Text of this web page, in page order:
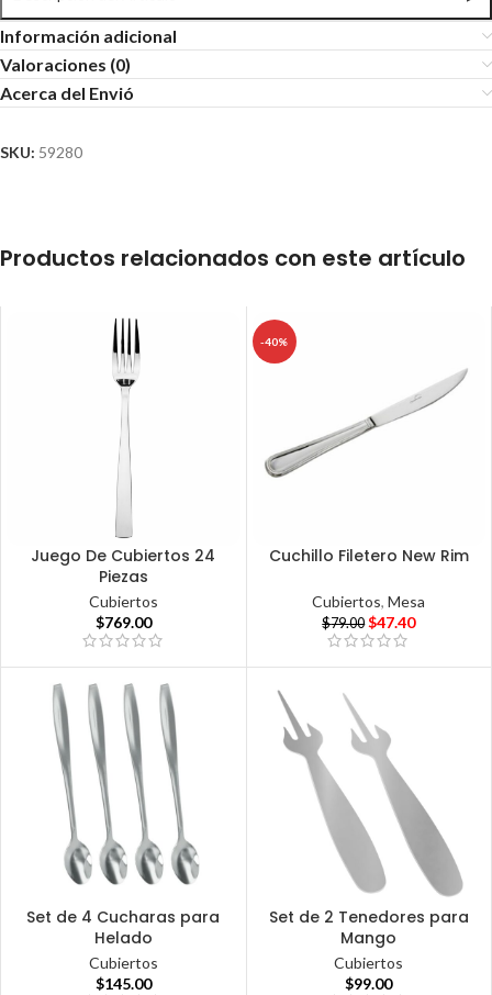
Información adicional
Valoraciones (0)
Acerca del Envió
SKU: 59280
Productos relacionados con este artículo
Juego De Cubiertos 24
Piezas
Cubiertos
$769.00
-40%
Cuchillo Filetero New Rim
Cubiertos,Mesa
$79.00 $47.40
Set de 4 Cucharas para
Helado
Cubiertos
$145.00
Set de 2 Tenedores para
Mango
Cubiertos
$99.00